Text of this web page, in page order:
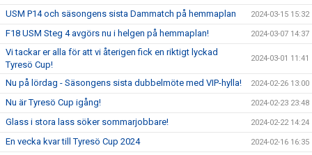
USM P14 och säsongens sista Dammatch på hemmaplan 2024-03-15 15:32
F18 USM Steg 4 avgörs nu i helgen på hemmaplan! 2024-03-07 14:37
Vi tackar er alla för att vi återigen fick en riktigt lyckad
Tyresö Cup!
2024-03-01 11:41
Nu på lördag - Säsongens sista dubbelmöte med VIP-hylla! 2024-02-26 13:00
Nu är Tyresö Cup igång! 2024-02-23 23:48
Glass i stora lass söker sommarjobbare! 2024-02-22 14:24
En vecka kvar till Tyresö Cup 2024 2024-02-16 16:35